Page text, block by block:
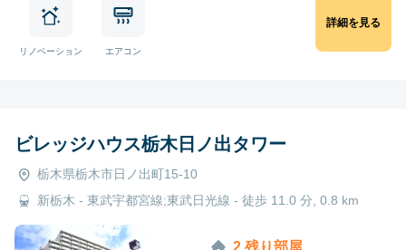
リノベーション エアコン
詳細を見る
ビレッジハウス栃木日ノ出タワー
栃木県栃木市日ノ出町15-10
新栃木 - 東武宇都宮線;東武日光線 - 徒歩 11.0 分, 0.8 km